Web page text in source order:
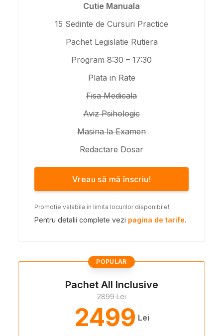
Cutie Manuala
15 Sedinte de Cursuri Practice
Pachet Legislatie Rutiera
Program 8:30 – 17:30
Plata in Rate
Fisa Medicala
Aviz Psihologic
Masina la Examen
Redactare Dosar
Vreau să mă înscriu!
Promotie valabila in limita locurilor disponibile!
Pentru detalii complete vezi pagina de tarife.
POPULAR
Pachet All Inclusive
2899 Lei
2499 Lei